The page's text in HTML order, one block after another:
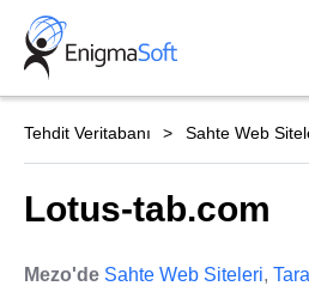
Skip
content
Tehdit Veritabanı Sahte Web
Lotus-tab.com
Mezo'de Sahte Web Siteleri,